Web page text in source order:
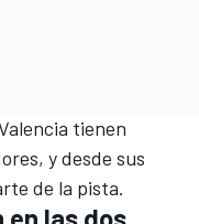
tienen
y desde sus
de la pista.
en las dos